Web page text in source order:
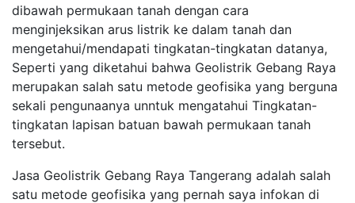
dibawah permukaan tanah dengan cara
menginjeksikan arus listrik ke dalam tanah dan
mengetahui/mendapati tingkatan-tingkatan datanya,
Seperti yang diketahui bahwa Geolistrik Gebang Raya
merupakan salah satu metode geofisika yang berguna
sekali pengunaanya unntuk mengatahui Tingkatan-
tingkatan lapisan batuan bawah permukaan tanah
tersebut.
Jasa Geolistrik Gebang Raya Tangerang adalah salah
satu metode geofisika yang pernah saya infokan di